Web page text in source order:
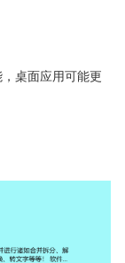
桌面应用可能更